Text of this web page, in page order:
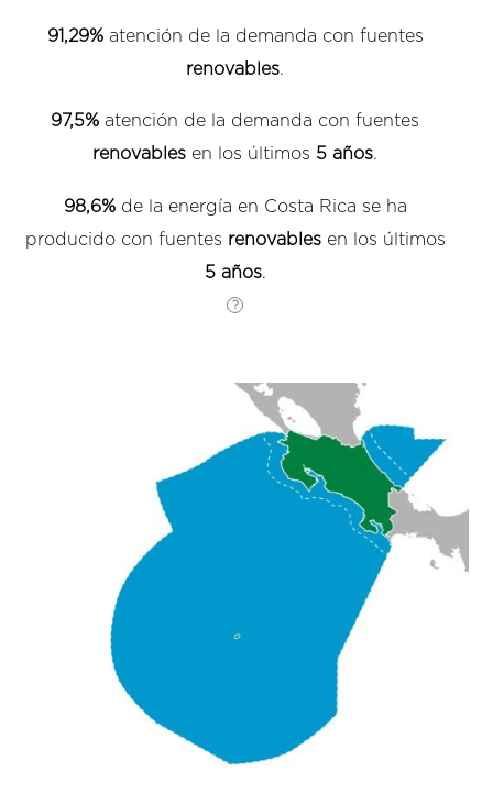
91,29%atención de la demanda con fuentes
renovables.
97,5% atención de la demanda con fuentes
renovables en los últimos 5 años.
98,6%de la energía en Costa Rica se ha
producido con fuentes renovablesen los últimos
5 años.
?